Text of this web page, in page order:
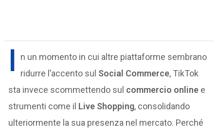
I
n un momento in cui altre piattaforme sembrano
ridurre l’accento sul Social Commerce, TikTok
sta invece scommettendo sul commercio online e
strumenti come il Live Shopping, consolidando
ulteriormente la sua presenza nel mercato. Perché